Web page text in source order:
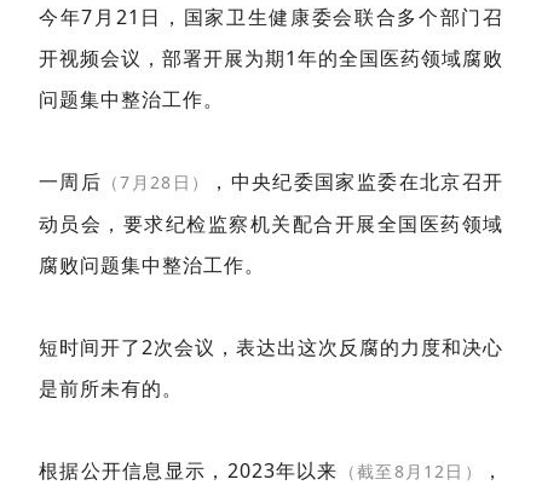
今年7月21日，国家卫生健康委会联合多个部门召
开视频会议，部署开展为期1年的全国医药领域腐败
问题集中整治工作。
一周后 （7月28日）
，中央纪委国家监委在北京召开
动员会，要求纪检监察机关配合开展全国医药领域
腐败问题集中整治工作。
短时间开了2次会议，表达出这次反腐的力度和决心
是前所未有的。
根据公开信息显示，2023年以来 （截至8月12日）
，